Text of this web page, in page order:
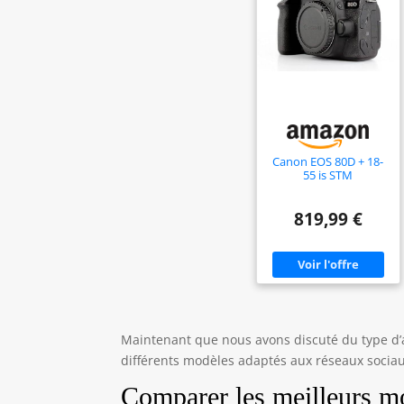
tremblements de
l'appareil IDEAL POUR
LES UTILISATEURS
AVANCÉS : qui veulent
un objectif compact et
vidéo
Canon EOS 80D + 18-
55 is STM
819,99 €
Maintenant que nous avons discuté du type
différents modèles adaptés aux réseaux
Comparer les meilleurs